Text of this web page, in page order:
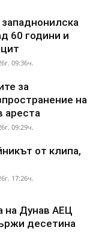
60 години и
09:36ч.
за
на
ареста
09:29ч.
от клипа,
17:26ч.
на Дунав АЕЦ
десетина